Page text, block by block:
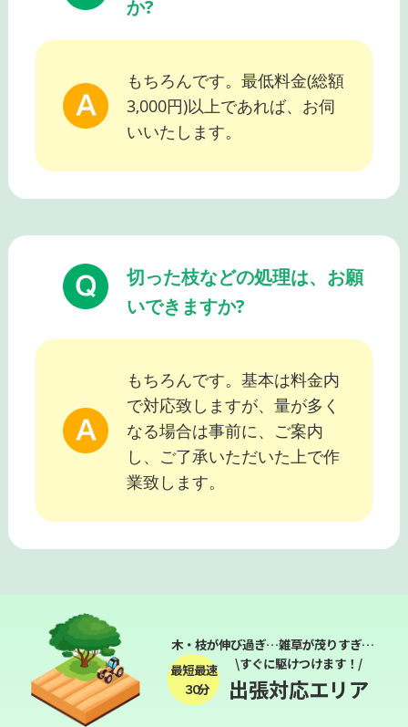
か?
もちろんです。最低料金(総額
3,000円)以上であれば、お伺
いいたします。
切った枝などの処理は、お願
いできますか?
もちろんです。基本は料金内
で対応致しますが、量が多く
なる場合は事前に、ご案内
し、ご了承いただいた上で作
業致します。
木・枝が伸び過ぎ…雑草が茂りすぎ…
最短最速
３０分
\すぐに駆けつけます！/
出張対応エリア